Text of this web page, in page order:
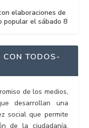
elaboraciones de
popular el sábado 8
CON TODOS-
de los medios,
desarrollan una
social que permite
de la ciudadanía.